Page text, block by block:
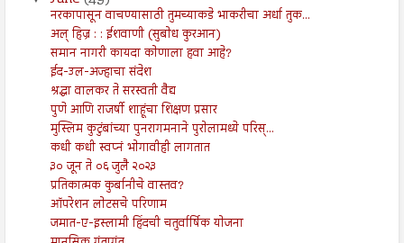
नरकापासून वाचण्यासाठी तुमच्याकडे भाकरीचा अर्धा तुक...
अल् हिज्र : : ईशवाणी (सुबोध कुरआन)
समान नागरी कायदा कोणाला हवा आहे?
ईद-उल-अज्हाचा संदेश
श्रद्धा वालकर ते सरस्वती वैद्य
पुणे आणि राजर्षी शाहूंचा शिक्षण प्रसार
मुस्लिम कुटुंबांच्या पुनरागमनाने पुरोलामध्ये परिस्...
कधी कधी स्वप्नं भोगावीही लागतात
३० जून ते ०६ जुलै २०२३
प्रतिकात्मक कुर्बानीचे वास्तव?
ऑपरेशन लोटसचे परिणाम
जमात-ए-इस्लामी हिंदची चतुर्वार्षिक योजना